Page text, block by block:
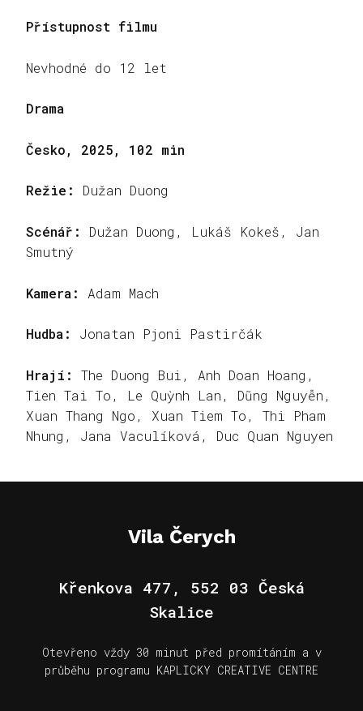
Přístupnost filmu
Nevhodné do 12 let
Drama
Česko, 2025, 102 min
Režie: Dužan Duong
Scénář: Dužan Duong, Lukáš Kokeš, Jan
Smutný
Kamera: Adam Mach
Hudba: Jonatan Pjoni Pastirčák
Hrají: The Duong Bui, Anh Doan Hoang,
Tien Tai To, Le Quỳnh Lan, Dũng Nguyễn,
Xuan Thang Ngo, Xuan Tiem To, Thi Pham
Nhung, Jana Vaculíková, Duc Quan Nguyen
Vila Čerych
Křenkova 477, 552 03 Česká
Skalice
Otevřeno vždy 30 minut před promítáním a v
průběhu programu KAPLICKY CREATIVE CENTRE